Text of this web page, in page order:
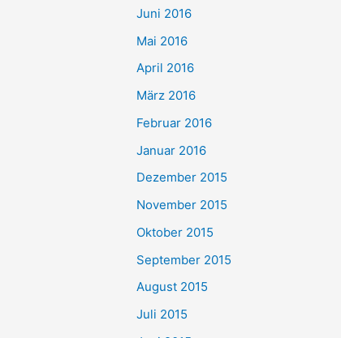
Juni 2016
Mai 2016
April 2016
März 2016
Februar 2016
Januar 2016
Dezember 2015
November 2015
Oktober 2015
September 2015
August 2015
Juli 2015